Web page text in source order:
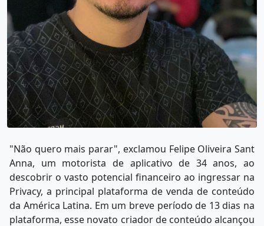
"Não quero mais parar", exclamou Felipe Oliveira Sant
Anna, um motorista de aplicativo de 34 anos, ao
descobrir o vasto potencial financeiro ao ingressar na
Privacy, a principal plataforma de venda de conteúdo
da América Latina. Em um breve período de 13 dias na
plataforma, esse novato criador de conteúdo alcançou